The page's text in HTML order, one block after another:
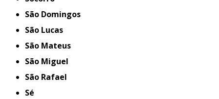
São Domingos
São Lucas
São Mateus
São Miguel
São Rafael
Sé